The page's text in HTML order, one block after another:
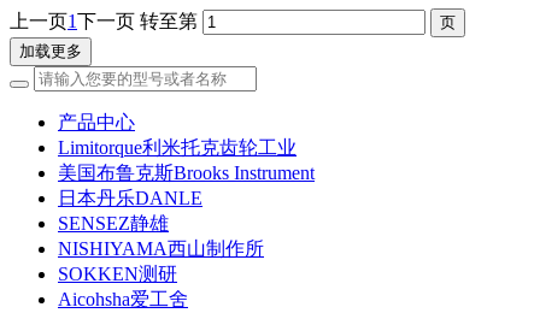
上一页1下一页 转至第
加载更多
产品中心
Limitorque利米托克齿轮工业
美国布鲁克斯Brooks Instrument
日本丹乐DANLE
SENSEZ静雄
NISHIYAMA西山制作所
SOKKEN测研
Aicohsha爱工舍